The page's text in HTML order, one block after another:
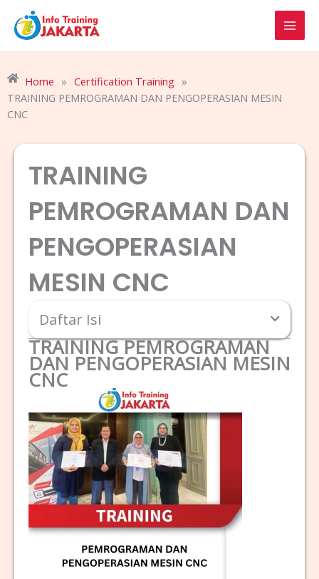
content
Home » Certification Training »
TRAINING PEMROGRAMAN DAN PENGOPERASIAN MESIN
CNC
TRAINING
PEMROGRAMAN DAN
PENGOPERASIAN
MESIN CNC
Daftar Isi
TRAINING PEMROGRAMAN
DAN PENGOPERASIAN MESIN
CNC